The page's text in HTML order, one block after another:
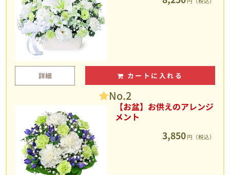
詳細 カートに入れる
No.2
【お盆】お供えのアレンジ
メント
3,850 円（税込）